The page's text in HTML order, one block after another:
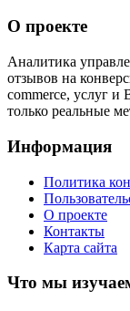
О проекте
Аналитика
отзывов на
commerce, услуг
только реальные
Информация
Политика
О проекте
Контакты
Карта сайта
Что мы